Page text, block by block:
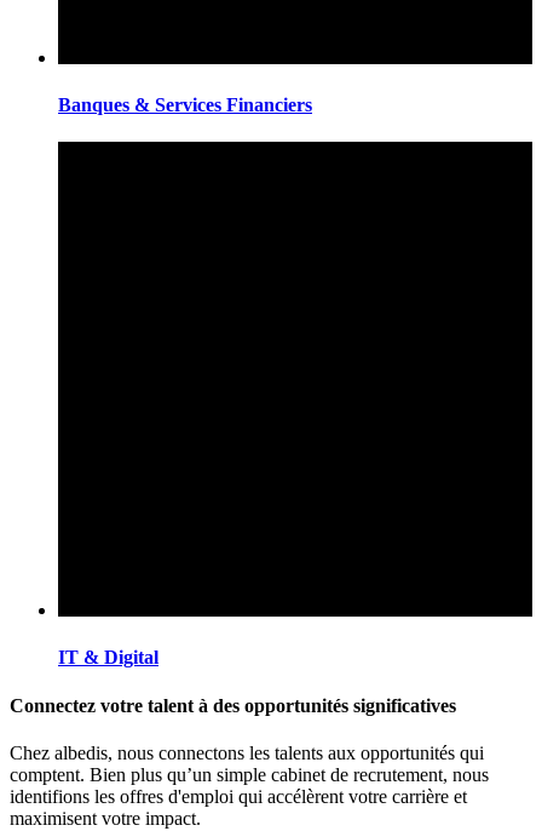
Banques & Services Financiers
IT & Digital
Connectez votre talent à des opportunités significatives
Chez albedis, nous connectons les talents aux opportunités qui
comptent. Bien plus qu’un simple cabinet de recrutement, nous
identifions les offres d'emploi qui accélèrent votre carrière et
maximisent votre impact.